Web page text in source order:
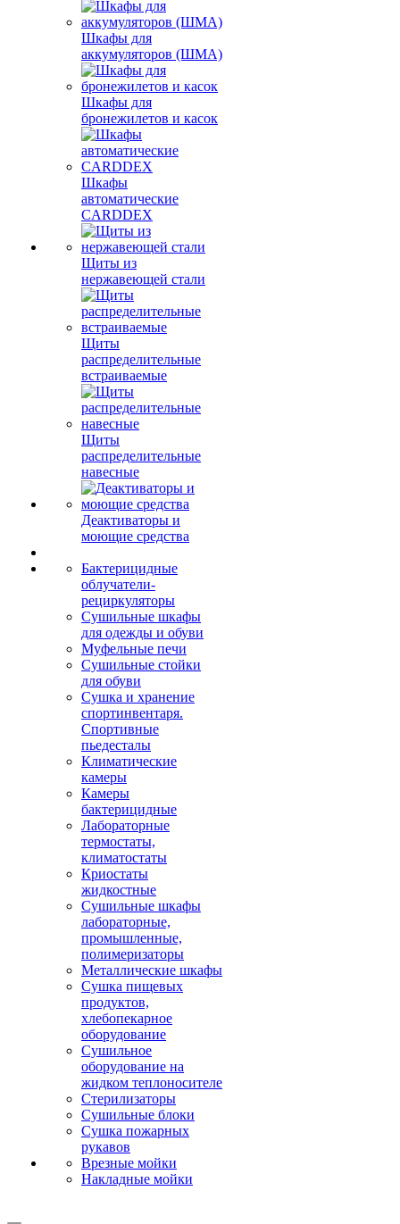
Шкафы для
аккумуляторов (ШМА)
Шкафы для
бронежилетов и касок
Шкафы
автоматические
CARDDEX
Щиты из
нержавеющей стали
Щиты
распределительные
встраиваемые
Щиты
распределительные
навесные
Деактиваторы и
моющие средства
Бактерицидные
облучатели-
рециркуляторы
Сушильные шкафы
для одежды и обуви
Муфельные печи
Сушильные стойки
для обуви
Сушка и хранение
спортинвентаря.
Спортивные
пьедесталы
Климатические
камеры
Камеры
бактерицидные
Лабораторные
термостаты,
климатостаты
Криостаты
жидкостные
Сушильные шкафы
лабораторные,
промышленные,
полимеризаторы
Металлические шкафы
Сушка пищевых
продуктов,
хлебопекарное
оборудование
Сушильное
оборудование на
жидком теплоносителе
Стерилизаторы
Сушильные блоки
Сушка пожарных
рукавов
Врезные мойки
Накладные мойки